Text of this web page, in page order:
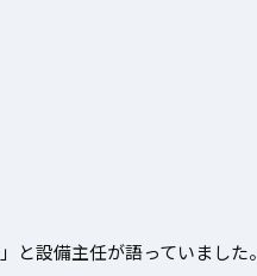
と設備主任が語っていました。